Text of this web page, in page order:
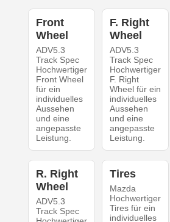
Front
Wheel
ADV5.3
Track Spec
Hochwertiger
Front Wheel
für ein
individuelles
Aussehen
und eine
angepasste
Leistung.
F. Right
Wheel
ADV5.3
Track Spec
Hochwertiger
F. Right
Wheel für ein
individuelles
Aussehen
und eine
angepasste
Leistung.
R. Right
Wheel
ADV5.3
Track Spec
Tires
Mazda
Hochwertiger
Tires für ein
individuelles